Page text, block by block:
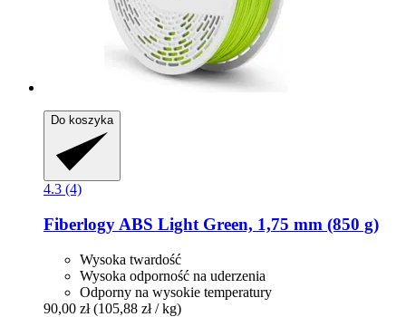
Do koszyka
4.3 (4)
Fiberlogy ABS Light Green, 1,75 mm (850 g)
Wysoka twardość
Wysoka odporność na uderzenia
Odporny na wysokie temperatury
90,00 zł (105,88 zł / kg)